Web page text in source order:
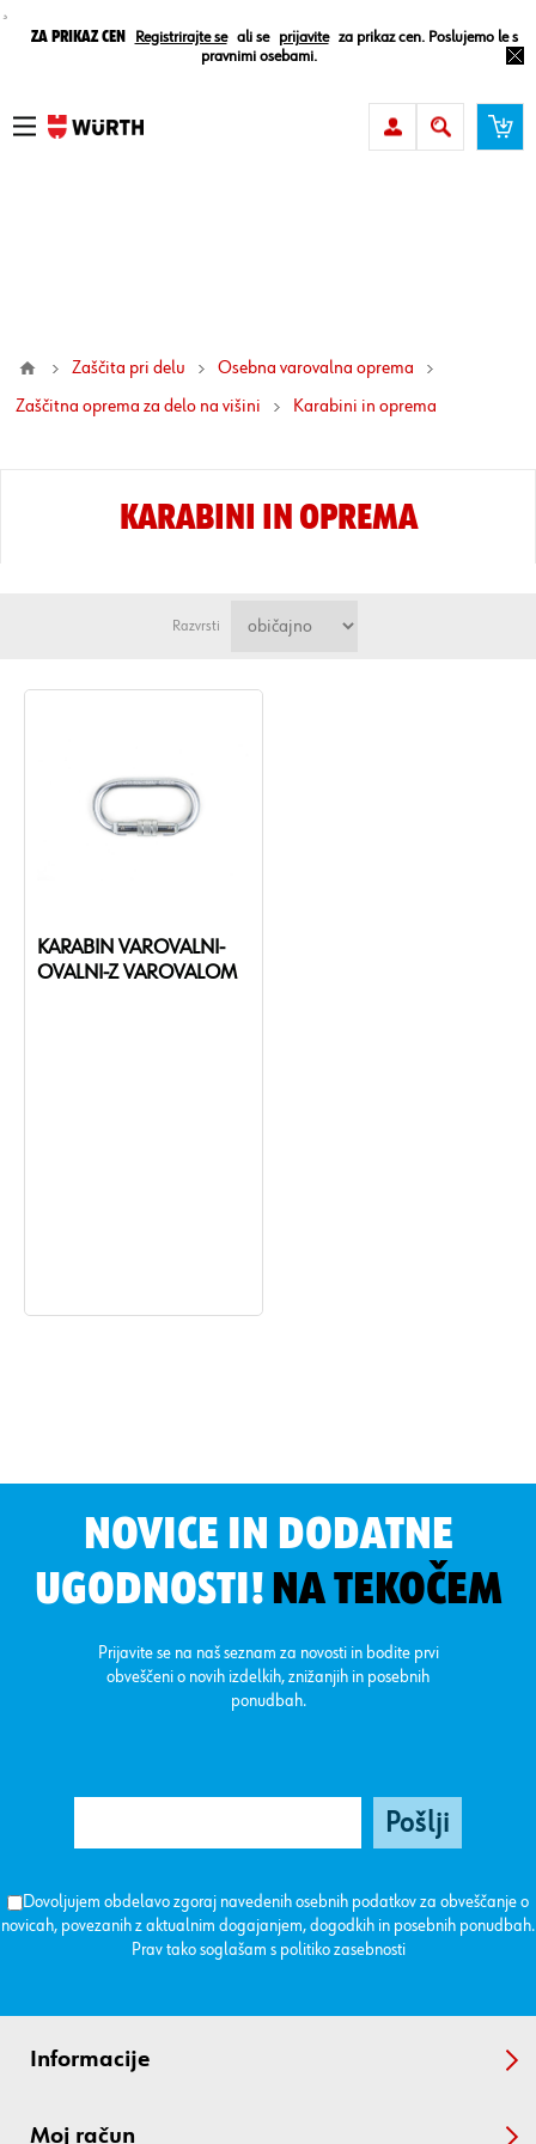
¸
Za prikaz cen Registrirajte se ali se prijavite
za prikaz cen. Poslujemo le s
pravnimi osebami.
Zaščita pri delu
Osebna varovalna oprema
Zaščitna oprema za delo na višini
karabini in oprema
KARABINI IN OPREMA
Razvrsti
KARABIN VAROVALNI-
OVALNI-Z VAROVALOM
NOVICE IN DODATNE
UGODNOSTI! NA TEKOČEM
Prijavite se na naš seznam za novosti in bodite prvi
obveščeni o novih izdelkih, znižanjih in posebnih
ponudbah.
Dovoljujem obdelavo zgoraj navedenih osebnih podatkov za obveščanje o
novicah, povezanih z aktualnim dogajanjem, dogodkih in posebnih ponudbah.
Prav tako soglašam s politiko zasebnosti
Informacije
Moj račun